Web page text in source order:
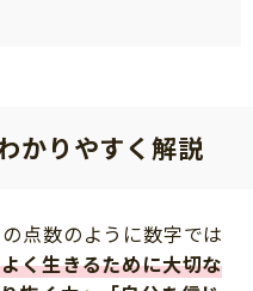
かりやすく解説
点数のように数字では
く生きるために大切な